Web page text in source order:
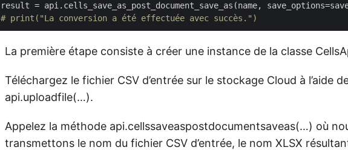
result = api.cells_save_as_post_document_save_as(name,
# print("La conversion a été effectuée avec succès.")
La première étape consiste à créer une instance de la classe
Téléchargez le fichier CSV d’entrée sur le stockage Cloud à l’aide
api.uploadfile(…).
Appelez la méthode api.cellssaveaspostdocumentsaveas(…) où
transmettons le nom du fichier CSV d’entrée, le nom XLSX